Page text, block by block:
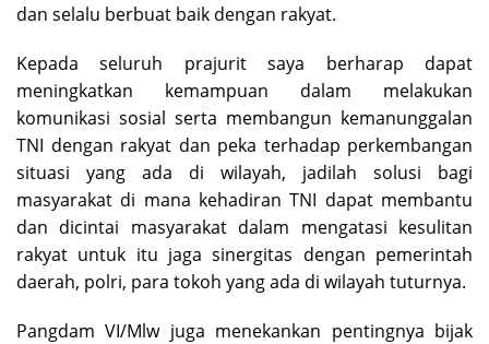
dan selalu berbuat baik dengan rakyat.
Kepada seluruh prajurit saya berharap dapat
meningkatkan kemampuan dalam melakukan
komunikasi sosial serta membangun kemanunggalan
TNI dengan rakyat dan peka terhadap perkembangan
situasi yang ada di wilayah, jadilah solusi bagi
masyarakat di mana kehadiran TNI dapat membantu
dan dicintai masyarakat dalam mengatasi kesulitan
rakyat untuk itu jaga sinergitas dengan pemerintah
daerah, polri, para tokoh yang ada di wilayah tuturnya.
Pangdam VI/Mlw juga menekankan pentingnya bijak